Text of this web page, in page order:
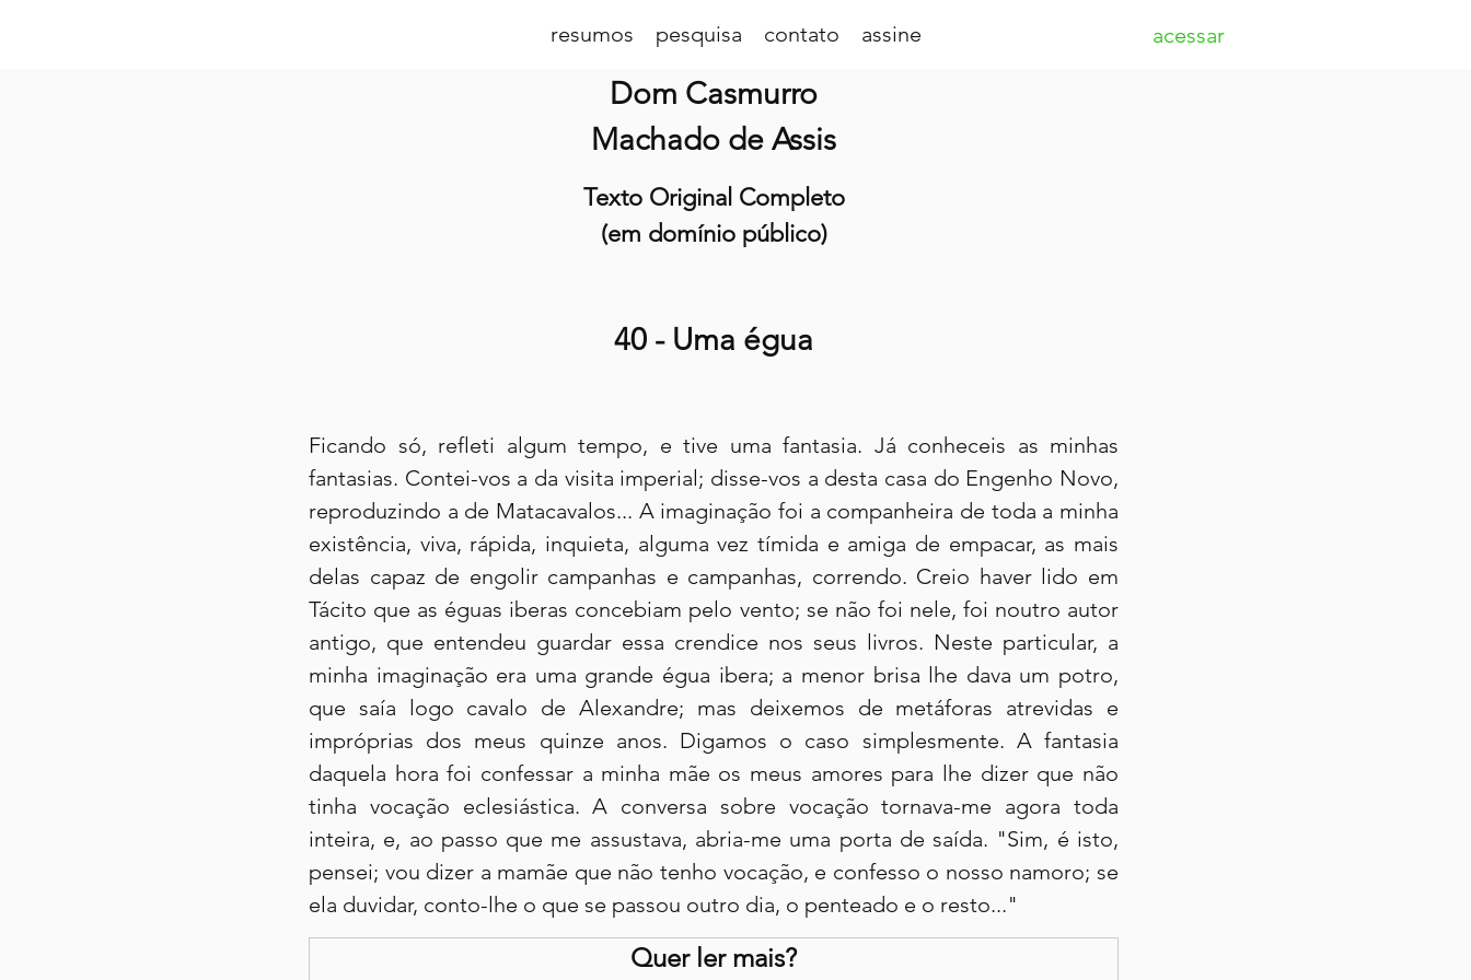
resumos pesquisa contato assine acessar
Dom Casmurro
Machado de Assis
Texto Original Completo
(em domínio público)
40 - Uma égua
Ficando só, refleti algum tempo, e tive uma fantasia. Já conheceis as minhas
fantasias. Contei-vos a da visita imperial; disse-vos a desta casa do Engenho Novo,
reproduzindo a de Matacavalos... A imaginação foi a companheira de toda a minha
existência, viva, rápida, inquieta, alguma vez tímida e amiga de empacar, as mais
delas capaz de engolir campanhas e campanhas, correndo. Creio haver lido em
Tácito que as éguas iberas concebiam pelo vento; se não foi nele, foi noutro autor
antigo, que entendeu guardar essa crendice nos seus livros. Neste particular, a
minha imaginação era uma grande égua ibera; a menor brisa lhe dava um potro,
que saía logo cavalo de Alexandre; mas deixemos de metáforas atrevidas e
impróprias dos meus quinze anos. Digamos o caso simplesmente. A fantasia
daquela hora foi confessar a minha mãe os meus amores para lhe dizer que não
tinha vocação eclesiástica. A conversa sobre vocação tornava-me agora toda
inteira, e, ao passo que me assustava, abria-me uma porta de saída. "Sim, é isto,
pensei; vou dizer a mamãe que não tenho vocação, e confesso o nosso namoro; se
ela duvidar, conto-lhe o que se passou outro dia, o penteado e o resto..."
Quer ler mais?